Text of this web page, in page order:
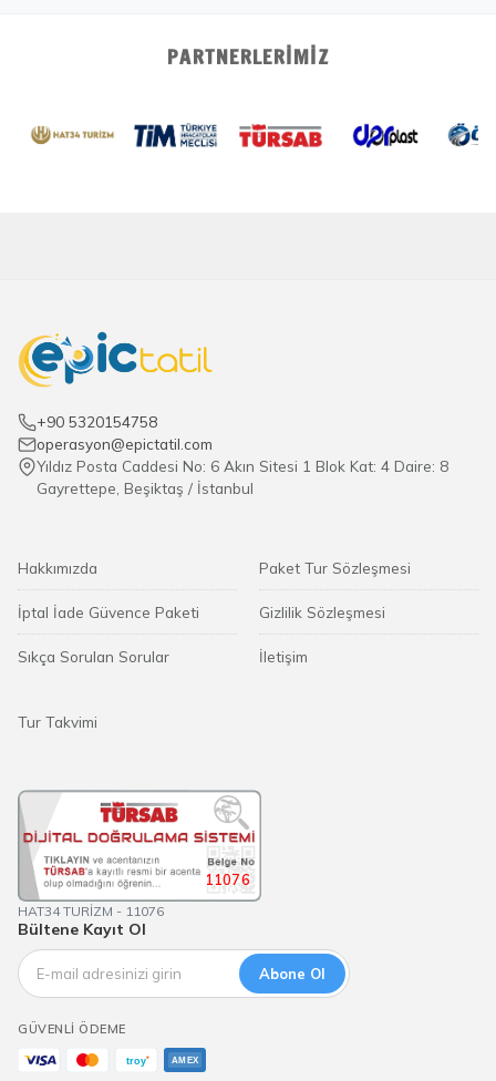
PARTNERLERIMIZ
+90 5320154758
operasyon@epictatil.com
Yıldız Posta Caddesi No: 6 Akın Sitesi 1 Blok Kat: 4 Daire: 8
Gayrettepe, Beşiktaş / İstanbul
Hakkımızda
İptal İade Güvence Paketi
Sıkça Sorulan Sorular
Paket Tur Sözleşmesi
Gizlilik Sözleşmesi
İletişim
Tur Takvimi
11076
HAT34 TURİZM - 11076
Bültene Kayıt Ol
Abone Ol
GÜVENLI ÖDEME